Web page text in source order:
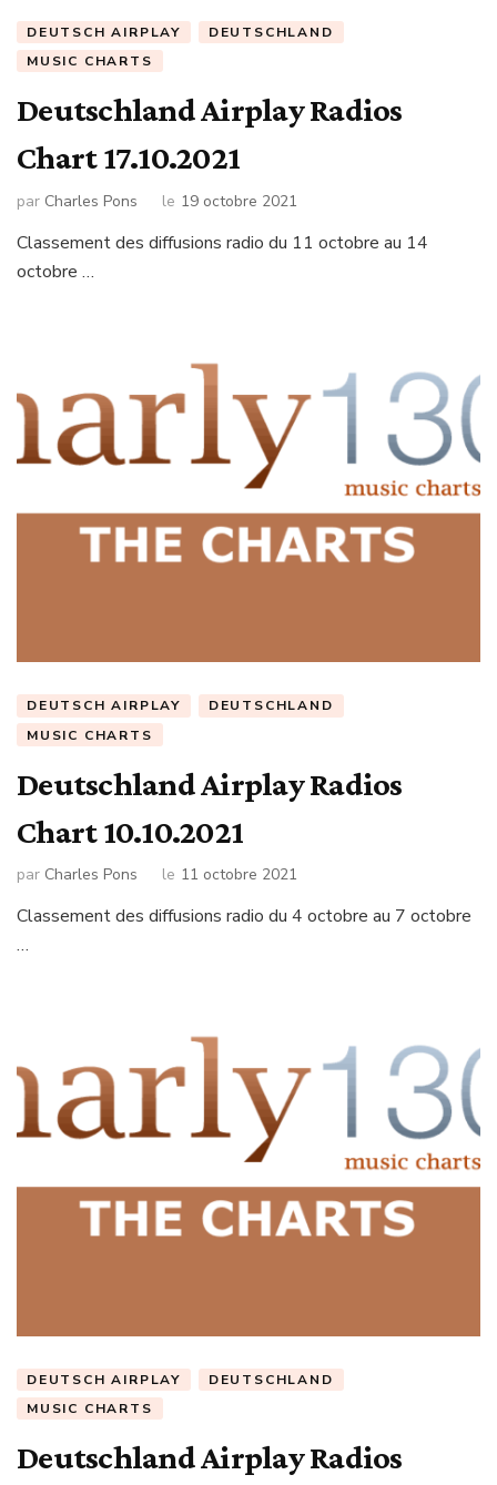
DEUTSCH AIRPLAY
DEUTSCHLAND
MUSIC CHARTS
Deutschland Airplay Radios
Chart 17.10.2021
par Charles Pons le 19 octobre 2021
Classement des diffusions radio du 11 octobre au 14
octobre …
DEUTSCH AIRPLAY
DEUTSCHLAND
MUSIC CHARTS
Deutschland Airplay Radios
Chart 10.10.2021
par Charles Pons le 11 octobre 2021
Classement des diffusions radio du 4 octobre au 7 octobre
…
DEUTSCH AIRPLAY
DEUTSCHLAND
MUSIC CHARTS
Deutschland Airplay Radios